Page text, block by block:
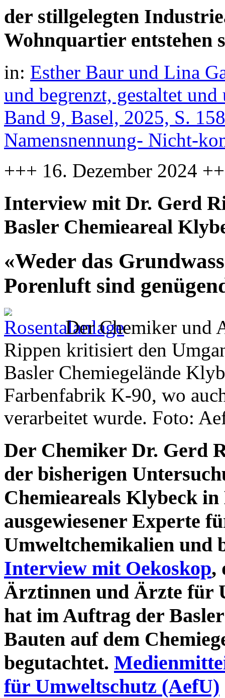
der stillgelegten
Wohnquartier entstehen
in: Esther Baur und Lina
und begrenzt, gestaltet
Band 9, Basel, 2025, S.
Namensnennung- Nicht-
+++ 16. Dezember 2024
Interview mit Dr. Gerd
Basler Chemieareal
«Weder das
Porenluft sind
Der Chemiker und
Rippen kritisiert den
Basler Chemiegelände
Farbenfabrik K-90, wo
verarbeitet wurde. Foto:
Der Chemiker Dr. Gerd
der bisherigen
Chemieareals Klybeck in
ausgewiesener Experte
Umweltchemikalien und
Interview mit Oekoskop,
Ärztinnen und Ärzte für
hat im Auftrag der
Bauten auf dem
begutachtet.
für Umweltschutz (AefU)